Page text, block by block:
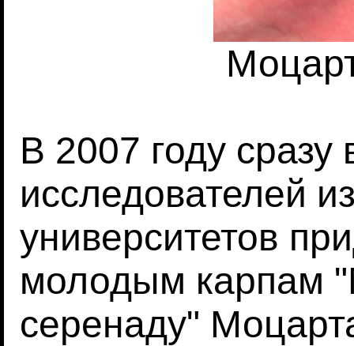
В 2007 году сразу
исследователей
университетов
молодым карпам
серенаду"